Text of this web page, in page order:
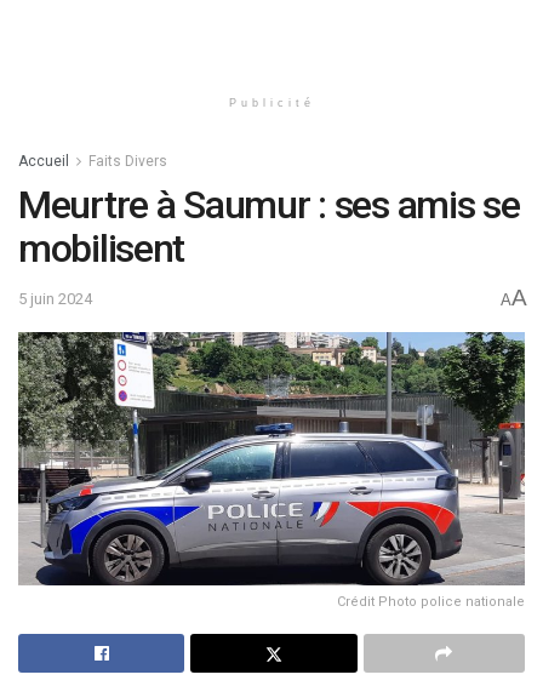
Publicité
Accueil Faits Divers
Meurtre à Saumur : ses amis se
mobilisent
5 juin 2024 AA
Crédit Photo police nationale